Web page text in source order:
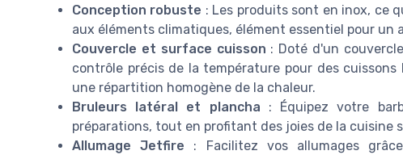
Conception robuste : Les produits sont en inox, ce
aux éléments climatiques, élément essentiel pour un
Couvercle et surface cuisson : Doté d'un
contrôle précis de la température pour des
une répartition homogène de la chaleur.
Bruleurs latéral et plancha : Équipez votre
préparations, tout en profitant des joies de la cuisine
Allumage Jetfire : Facilitez vos allumages